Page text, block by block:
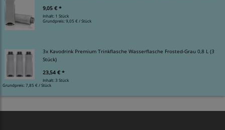
9,05 € *
Inhalt: 1 Stück
Grundpreis:9,05 € / Stück
3x Kavodrink Premium Trinkflasche Wasserflasche Frosted-Grau 0,8 L (3
Stück)
23,54 € *
Inhalt: 3 Stück
Grundpreis:7,85 € / Stück